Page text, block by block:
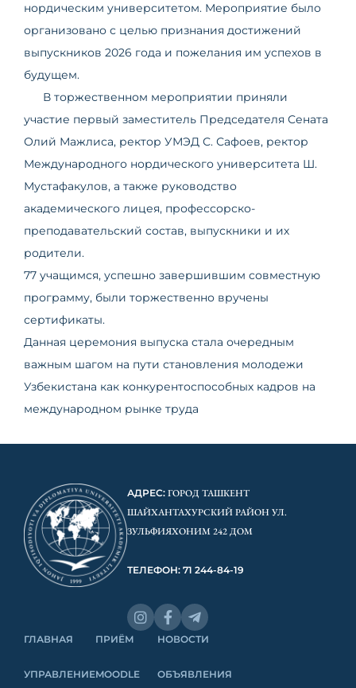
нордическим университетом. Мероприятие было
организовано с целью признания достижений
выпускников 2026 года и пожелания им успехов в
будущем.
В торжественном мероприятии приняли
участие первый заместитель Председателя Сената
Олий Мажлиса, ректор УМЭД С. Сафоев, ректор
Международного нордического университета Ш.
Мустафакулов, а также руководство
академического лицея, профессорско-
преподавательский состав, выпускники и их
родители.
77 учащимся, успешно завершившим совместную
программу, были торжественно вручены
сертификаты.
Данная церемония выпуска стала очередным
важным шагом на пути становления молодежи
Узбекистана как конкурентоспособных кадров на
международном рынке труда
АДРЕС: ГОРОД ТАШКЕНТ
ШАЙХАНТАХУРСКИЙ РАЙОН УЛ.
ЗУЛЬФИЯХОНИМ 242 ДОМ
ТЕЛЕФОН: 71 244-84-19
ГЛАВНАЯ
УПРАВЛЕНИЕ
ПРИЁМ
MOODLE
НОВОСТИ
ОБЪЯВЛЕНИЯ